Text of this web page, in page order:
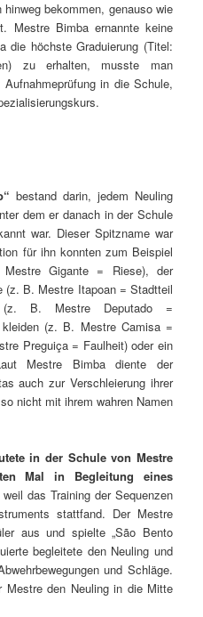
bekommen, genauso wie
Mestre Bimba ernannte keine
die höchste Graduierung (Titel:
zu erhalten, musste man
in die Schule,
bestand darin, jedem Neuling
dem er danach in der Schule
war. Dieser Spitzname war
für ihn konnten zum Beispiel
Gigante = Riese), der
(z. B. Mestre Itapoan = Stadtteil
B. Mestre Deputado =
(z. B. Mestre Camisa =
Preguiça = Faulheit) oder ein
Mestre Bimba diente der
auch zur Verschleierung ihrer
nicht mit ihrem wahren Namen
in der Schule von Mestre
Mal in Begleitung eines
das Training der Sequenzen
stattfand. Der Mestre
aus und spielte „São Bento
begleitete den Neuling und
und Schläge.
den Neuling in die Mitte